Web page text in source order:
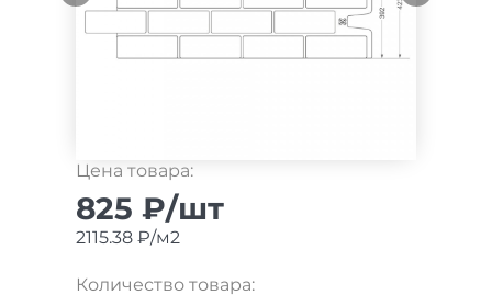
Цена товара:
825 ₽/шт
2115.38 ₽/м2
Количество товара: